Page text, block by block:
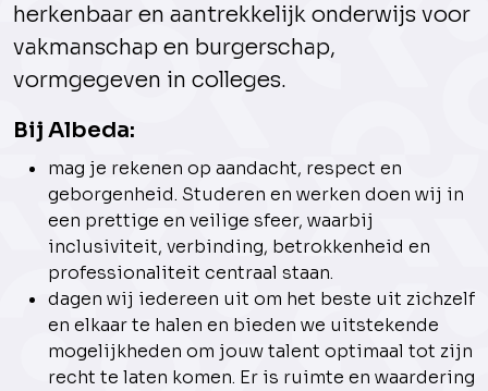
herkenbaar en aantrekkelijk onderwijs voor
vakmanschap en burgerschap,
vormgegeven in colleges.
Bij Albeda:
mag je rekenen op aandacht, respect en
geborgenheid. Studeren en werken doen wij in
een prettige en veilige sfeer, waarbij
inclusiviteit, verbinding, betrokkenheid en
professionaliteit centraal staan.
dagen wij iedereen uit om het beste uit zichzelf
en elkaar te halen en bieden we uitstekende
mogelijkheden om jouw talent optimaal tot zijn
recht te laten komen. Er is ruimte en waardering